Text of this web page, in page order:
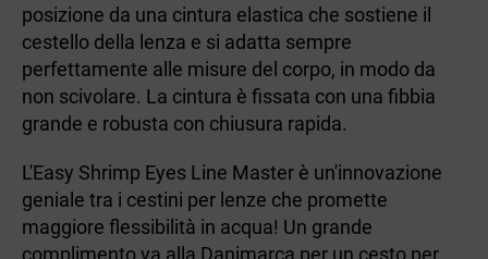
posizione da una cintura elastica che sostiene il
cestello della lenza e si adatta sempre
perfettamente alle misure del corpo, in modo da
non scivolare. La cintura è fissata con una fibbia
grande e robusta con chiusura rapida.
L'Easy Shrimp Eyes Line Master è un'innovazione
geniale tra i cestini per lenze che promette
maggiore flessibilità in acqua! Un grande
complimento va alla Danimarca per un cesto per